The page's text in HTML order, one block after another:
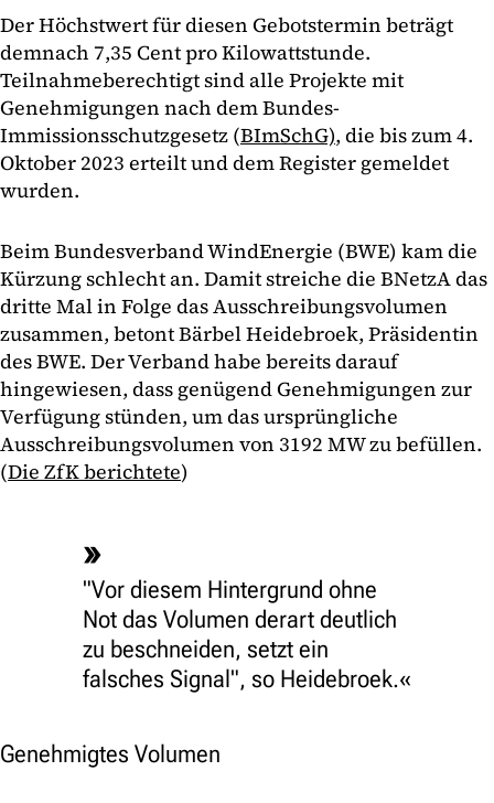
Der Höchstwert für diesen Gebotstermin beträgt
demnach 7,35 Cent pro Kilowattstunde.
Teilnahmeberechtigt sind alle Projekte mit
Genehmigungen nach dem Bundes-
Immissionsschutzgesetz (BImSchG), die bis zum 4.
Oktober 2023 erteilt und dem Register gemeldet
wurden.
Beim Bundesverband WindEnergie (BWE) kam die
Kürzung schlecht an. Damit streiche die BNetzA das
dritte Mal in Folge das Ausschreibungsvolumen
zusammen, betont Bärbel Heidebroek, Präsidentin
des BWE. Der Verband habe bereits darauf
hingewiesen, dass genügend Genehmigungen zur
Verfügung stünden, um das ursprüngliche
Ausschreibungsvolumen von 3192 MW zu befüllen.
(Die ZfK berichtete)
"Vor diesem Hintergrund ohne
Not das Volumen derart deutlich
zu beschneiden, setzt ein
falsches Signal", so Heidebroek.
Genehmigtes Volumen